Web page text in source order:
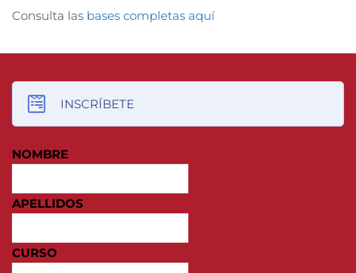
Consulta las bases completas aquí
INSCRÍBETE
NOMBRE
APELLIDOS
CURSO